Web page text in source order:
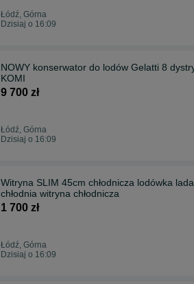
Łódź, Górna
Dzisiaj o 16:09
NOWY konserwator do lodów Gelatti 8
KOMI
9 700 zł
Łódź, Górna
Dzisiaj o 16:09
Witryna SLIM 45cm chłodnicza lodówka
chłodnia witryna chłodnicza
1 700 zł
Łódź, Górna
Dzisiaj o 16:09